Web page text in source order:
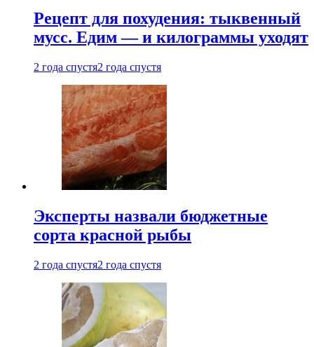
Рецепт для похудения: тыквенный
мусс. Едим — и килограммы уходят
2 года спустя2 года спустя
Эксперты назвали бюджетные
сорта красной рыбы
2 года спустя2 года спустя